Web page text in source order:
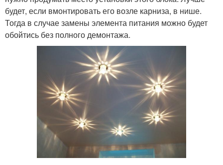
будет, если вмонтировать его возле карниза, в нише.
Тогда в случае замены элемента питания можно будет
обойтись без полного демонтажа.